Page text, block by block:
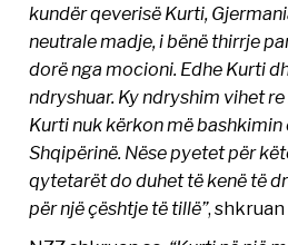
kundër qeverisë Kurti,
neutrale madje, i bënë thirrje
dorë nga mocioni. Edhe Kurti
ndryshuar. Ky ndryshim vihet
Kurti nuk kërkon më bashkimin
Shqipërinë. Nëse pyetet për
qytetarët do duhet të kenë të
për një çështje të tillë”,